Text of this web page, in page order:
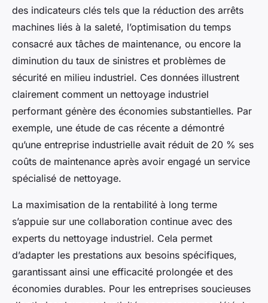
des indicateurs clés tels que la réduction des arrêts
machines liés à la saleté, l’optimisation du temps
consacré aux tâches de maintenance, ou encore la
diminution du taux de sinistres et problèmes de
sécurité en milieu industriel. Ces données illustrent
clairement comment un nettoyage industriel
performant génère des économies substantielles. Par
exemple, une étude de cas récente a démontré
qu’une entreprise industrielle avait réduit de 20 % ses
coûts de maintenance après avoir engagé un service
spécialisé de nettoyage.
La maximisation de la rentabilité à long terme
s’appuie sur une collaboration continue avec des
experts du nettoyage industriel. Cela permet
d’adapter les prestations aux besoins spécifiques,
garantissant ainsi une efficacité prolongée et des
économies durables. Pour les entreprises soucieuses